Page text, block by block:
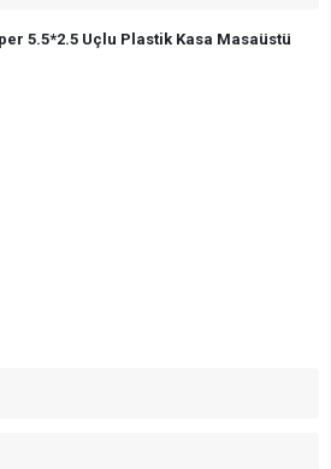
5.5*2.5 Uçlu Plastik Kasa Masaüstü